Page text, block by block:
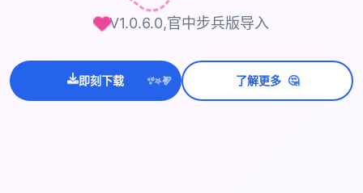
V1.0.6.0,官中步兵版导入
即刻下载 ✨⭐💫 了解更多 🤔